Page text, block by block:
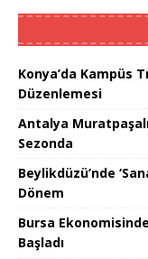
Konya’da Kampüs
Düzenlemesi
Antalya
Sezonda
Beylikdüzü’nde
Dönem
Bursa
Başladı